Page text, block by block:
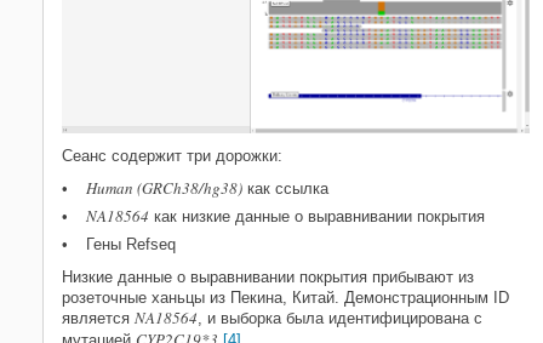
Сеанс содержит три дорожки:
Human (GRCh38/hg38) как ссылка
NA18564 как низкие данные о выравнивании покрытия
Гены Refseq
Низкие данные о выравнивании покрытия прибывают из
розеточные ханьцы из Пекина, Китай. Демонстрационным ID
является NA18564, и выборка была идентифицирована с